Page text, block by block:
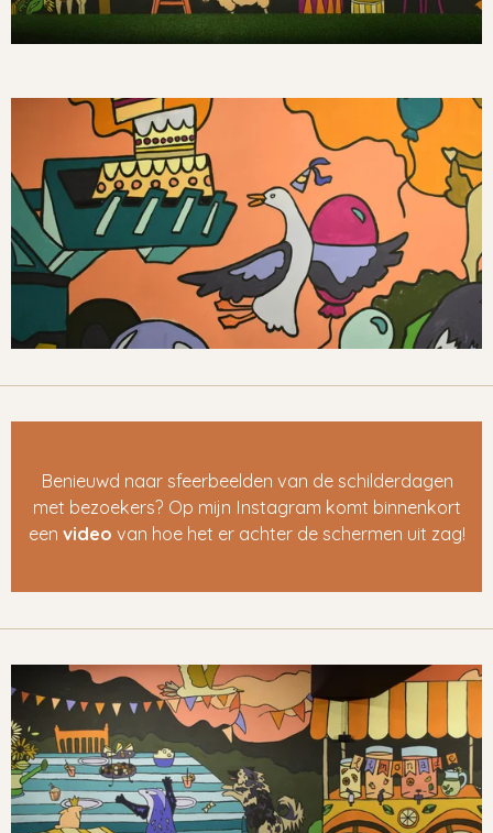
Benieuwd naar sfeerbeelden van de schilderdagen
met bezoekers? Op mijn Instagram komt binnenkort
een video van hoe het er achter de schermen uit zag!